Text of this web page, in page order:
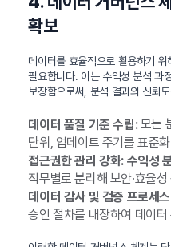
확보
데이터를 효율적으로 활용하기 위
필요합니다. 이는 수익성 분석 과
보장함으로써, 분석 결과의 신뢰
데이터 품질 기준 수립:모든
단위, 업데이트 주기를 표준
접근권한 관리 강화: 수익성
직무별로 분리해 보안·효율
데이터 감사 및 검증 프로세
승인 절차를 내장하여 데이